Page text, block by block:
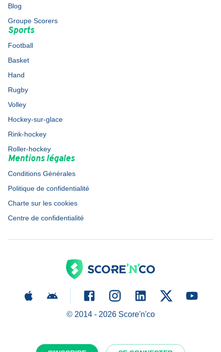
Blog
Groupe Scorers
Sports
Football
Basket
Hand
Rugby
Volley
Hockey-sur-glace
Rink-hockey
Roller-hockey
Mentions légales
Conditions Générales
Politique de confidentialité
Charte sur les cookies
Centre de confidentialité
© 2014 - 2026Score'n'co